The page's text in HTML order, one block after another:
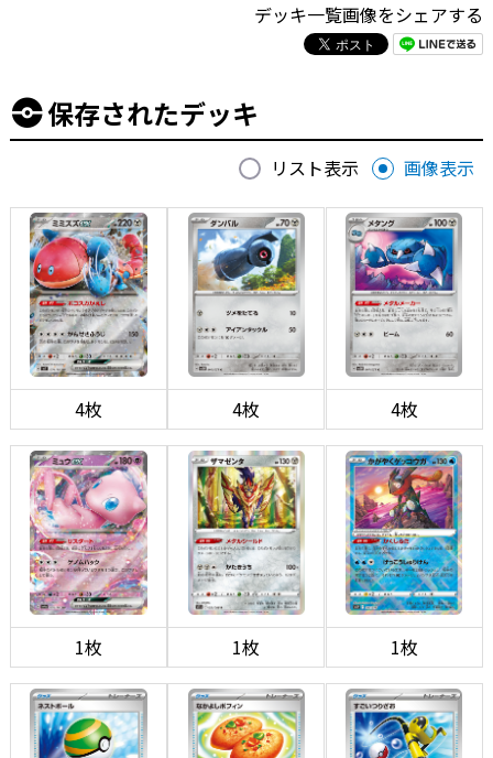
デッキ一覧画像をシェアする
保存されたデッキ
リスト表示 画像表示
4枚 4枚 4枚
1枚 1枚 1枚